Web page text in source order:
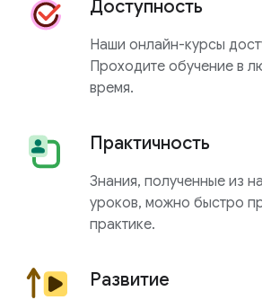
Доступность
Наши онлайн-курсы
Проходите обучение в
время.
Практичность
Знания, полученные из
уроков, можно быстро
практике.
Развитие